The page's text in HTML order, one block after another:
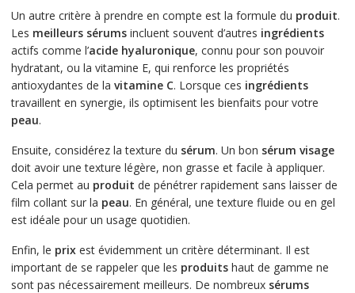
Un autre critère à prendre en compte est la formule du produit.
Les meilleurs sérumsincluent souvent d’autres ingrédients
actifs comme l’acide hyaluronique, connu pour son pouvoir
hydratant, ou la vitamine E, qui renforce les propriétés
antioxydantes de la vitamine C. Lorsque ces ingrédients
travaillent en synergie, ils optimisent les bienfaits pour votre
peau.
Ensuite, considérez la texture du sérum. Un bon sérum visage
doit avoir une texture légère, non grasse et facile à appliquer.
Cela permet au produit de pénétrer rapidement sans laisser de
film collant sur la peau. En général, une texture fluide ou en gel
est idéale pour un usage quotidien.
Enfin, le prixest évidemment un critère déterminant. Il est
important de se rappeler que les produitshaut de gamme ne
sont pas nécessairement meilleurs. De nombreux sérums